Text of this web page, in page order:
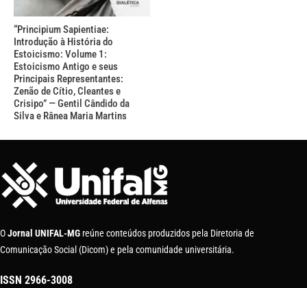
“Principium Sapientiae:
Introdução à História do
Estoicismo: Volume 1:
Estoicismo Antigo e seus
Principais Representantes:
Zenão de Cítio, Cleantes e
Crisipo” — Gentil Cândido da
Silva e Rânea Maria Martins
OJornal UNIFAL-MG reúne conteúdos produzidos pela Diretoria de
Comunicação Social (Dicom) e pela comunidade universitária.
ISSN 2966-3008